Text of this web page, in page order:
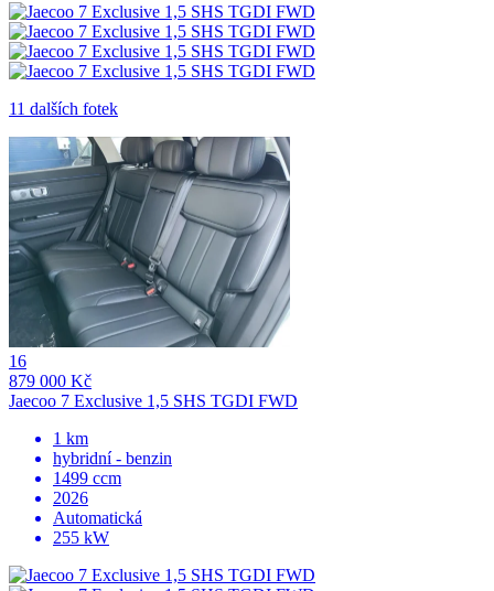
11 dalších fotek
16
879 000 Kč
Jaecoo 7 Exclusive 1,5 SHS TGDI FWD
1 km
hybridní - benzin
1499 ccm
2026
Automatická
255 kW